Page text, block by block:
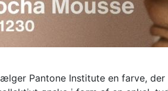
Pantone Institute en farve,